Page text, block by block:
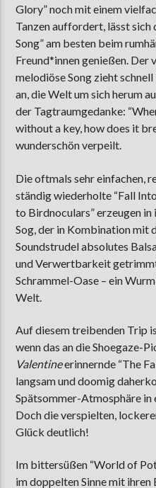
Glory” noch mit einem
Tanzen auffordert, lässt
Song” am besten beim
Freund*innen genießen.
melodiöse Song zieht
an, die Welt um sich herum
der Tagtraumgedanke:
without a key, how does it
wunderschön verpeilt.
Die oftmals sehr einfachen,
ständig wiederholte “Fall
to Birdnoculars” erzeugen
Sog, der in Kombination mit
Soundstrudel absolutes
und Verwertbarkeit
Schrammel-Oase – ein
Welt.
Auf diesem treibenden Trip
wenn das an die Shoegaze-
Valentineerinnernde “The
langsam und doomig
Spätsommer-Atmosphäre
Doch die verspielten,
Glück deutlich!
Im bittersüßen “World of
im doppelten Sinne mit ihren